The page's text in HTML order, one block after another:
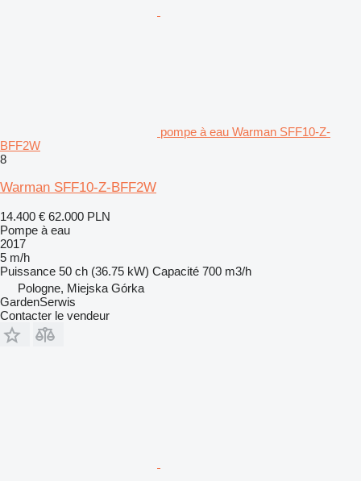
pompe à eau Warman SFF10-Z-
BFF2W
8
Warman SFF10-Z-BFF2W
14.400 € 62.000 PLN
Pompe à eau
2017
5 m/h
Puissance 50 ch (36.75 kW) Capacité 700 m3/h
Pologne, Miejska Górka
GardenSerwis
Contacter le vendeur